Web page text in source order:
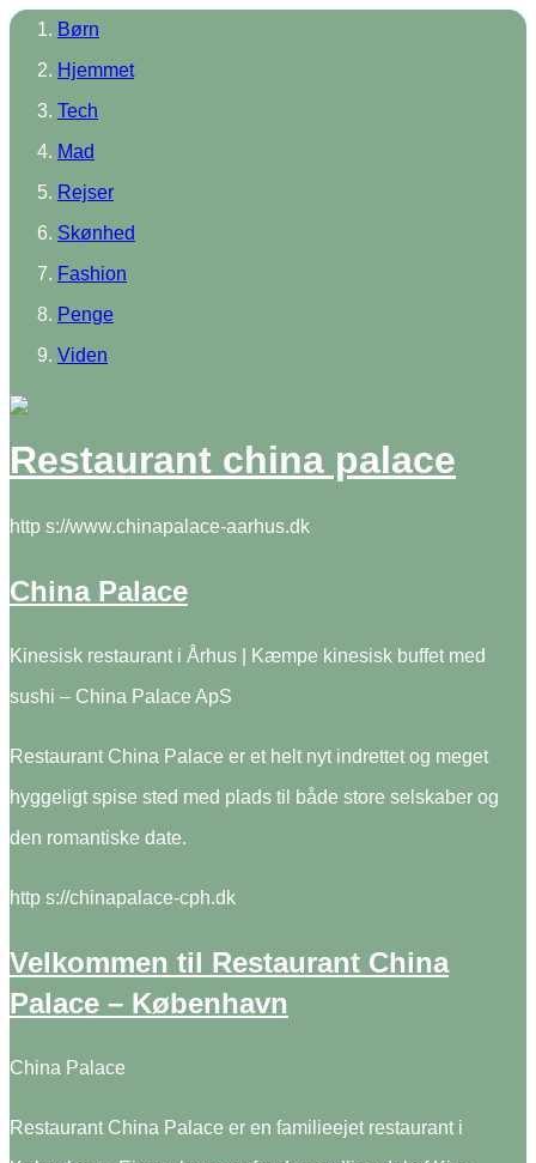
Børn
Hjemmet
Tech
Mad
Rejser
Skønhed
Fashion
Penge
Viden
Restaurant china palace
http s://www.chinapalace-aarhus.dk
China Palace
Kinesisk restaurant i Århus | Kæmpe kinesisk buffet med
sushi – China Palace ApS
Restaurant China Palace er et helt nyt indrettet og meget
hyggeligt spise sted med plads til både store selskaber og
den romantiske date.
http s://chinapalace-cph.dk
Velkommen til Restaurant China
Palace – København
China Palace
Restaurant China Palace er en familieejet restaurant i